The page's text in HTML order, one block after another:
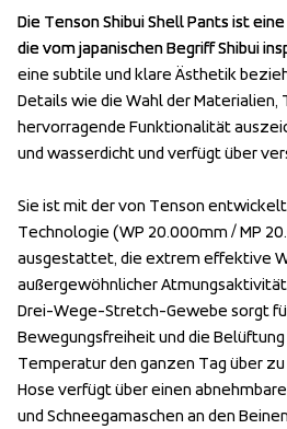
Die Tenson Shibui Shell Pants ist
die vom japanischen Begriff Shibui
eine subtile und klare Ästhetik
Details wie die Wahl der Materialien,
hervorragende Funktionalität
und wasserdicht und verfügt über
Sie ist mit der von Tenson
Technologie (WP 20.000mm / MP
ausgestattet, die extrem effektive
außergewöhnlicher
Drei-Wege-Stretch-Gewebe sorgt
Bewegungsfreiheit und die Belüftung
Temperatur den ganzen Tag über
Hose verfügt über einen
und Schneegamaschen an den
Die Tenson Shibui Shell Pants ist
die vom japanischen Begriff Shibui
eine subtile und klare Ästhetik
Details wie die Wahl der Materialien,
hervorragende Funktionalität
und wasserdicht und verfügt über
Sie ist mit der von Tenson
Technologie (WP 20.000mm / MP
ausgestattet, die extrem effektive
außergewöhnlicher
Drei-Wege-Stretch-Gewebe sorgt
Bewegungsfreiheit und die Belüftung
Temperatur den ganzen Tag über
Hose verfügt über einen
und Schneegamaschen an den